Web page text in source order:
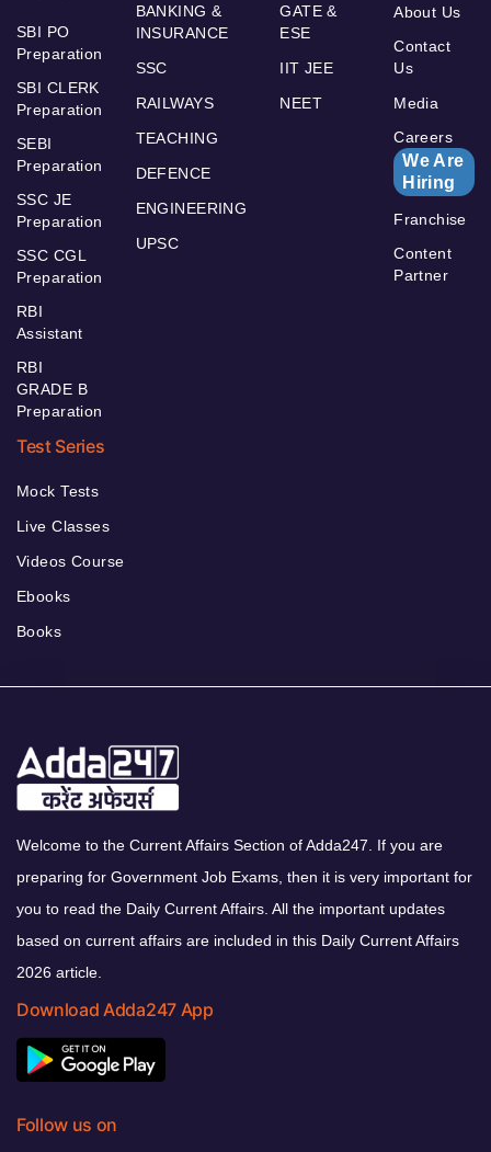
SBI PO
Preparation
SBI CLERK
Preparation
SEBI
Preparation
SSC JE
Preparation
SSC CGL
Preparation
RBI
Assistant
RBI
GRADE B
Preparation
BANKING &
INSURANCE
SSC
RAILWAYS
TEACHING
DEFENCE
ENGINEERING
UPSC
GATE &
ESE
IIT JEE
NEET
About Us
Contact
Us
Media
Careers
We Are
Hiring
Franchise
Content
Partner
Test Series
Mock Tests
Live Classes
Videos Course
Ebooks
Books
Welcome to the Current Affairs Section of Adda247. If you are
preparing for Government Job Exams, then it is very important for
you to read the Daily Current Affairs. All the important updates
based on current affairs are included in this Daily Current Affairs
2026 article.
Download Adda247 App
Follow us on